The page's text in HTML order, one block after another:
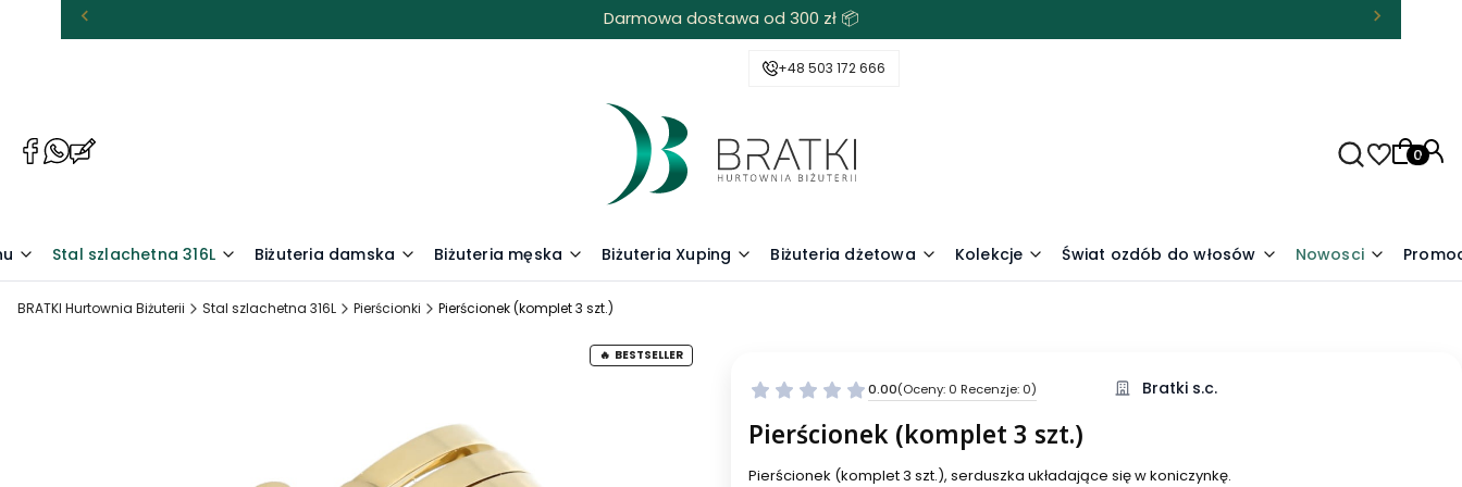
Darmowa dostawa od 300 zł 📦
+48 503 172 666
(Otwiera
karcie)
(Otwiera
karcie)
(Otwiera
karcie)
Stal szlachetna 316L Biżuteria damska Biżuteria męska Biżuteria Xuping Biżuteria dżetowa Kolekcje Świat ozdób do włosów Nowosci
BRATKI Hurtownia Biżuterii Stal szlachetna 316L Pierścionki Pierścionek (komplet 3 szt.)
BESTSELLER
0.00(Oceny: 0 Recenzje: 0) Bratki s.c.
Pierścionek (komplet 3 szt.)
Pierścionek (komplet 3 szt.), serduszka układające się w koniczynkę.